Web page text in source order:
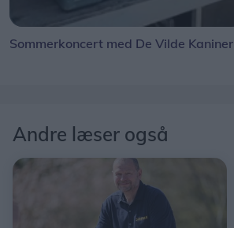
Sommerkoncert med De Vilde Kaniner
Andre læser også